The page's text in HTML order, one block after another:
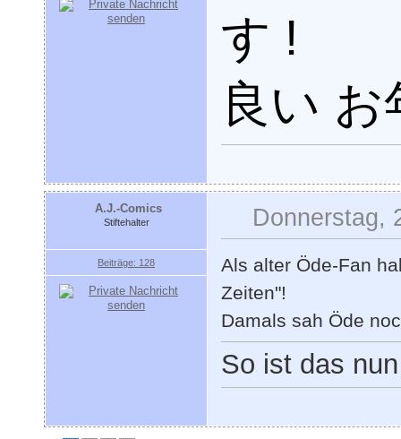
す !
良い お
A.J.-Comics
Stiftehalter
Beiträge: 128
Donnerstag,
Als alter Öde-Fan
Zeiten"!
Damals sah Öde
So ist das